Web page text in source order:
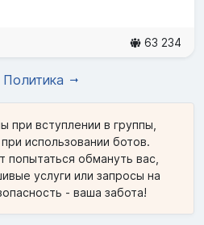
63 234
Политика
при вступлении в группы,
использовании ботов.
попытаться обмануть вас,
услуги или запросы на
- ваша забота!